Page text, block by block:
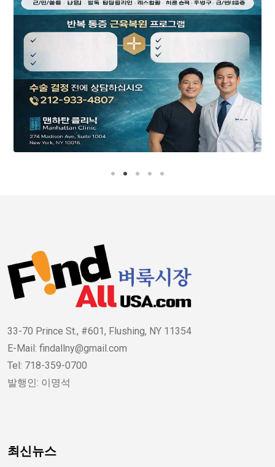
33-70 Prince St., #601, Flushing, NY 11354
E-Mail: findallny@gmail.com
Tel: 718-359-0700
발행인: 이명석
최신뉴스